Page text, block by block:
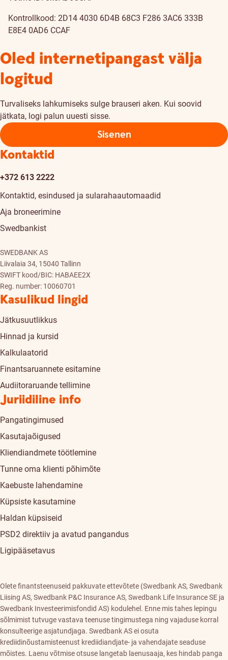
Kontrollkood: 2D14 4030 6D4B 68C3 F286 3AC6 333B
E8E4 0AD6 CCAF
Oled internetipangast välja
logitud
Turvaliseks lahkumiseks sulge brauseri aken. Kui soovid
jätkata, logi palun uuesti sisse.
Sisenen
Kontaktid
+372 613 2222
Kontaktid, esindused ja sularahaautomaadid
Aja broneerimine
Swedbankist
SWEDBANK AS
Liivalaia 34, 15040 Tallinn
SWIFT kood/BIC: HABAEE2X
Reg. number: 10060701
Kasulikud lingid
Jätkusuutlikkus
Hinnad ja kursid
Kalkulaatorid
Finantsaruannete esitamine
Audiitoraruande tellimine
Juriidiline info
Pangatingimused
Kasutajaõigused
Kliendiandmete töötlemine
Tunne oma klienti põhimõte
Kaebuste lahendamine
Küpsiste kasutamine
Haldan küpsiseid
PSD2 direktiiv ja avatud pangandus
Ligipääsetavus
Olete finantsteenuseid pakkuvate ettevõtete (Swedbank AS, Swedbank
Liising AS, Swedbank P&C Insurance AS, Swedbank Life Insurance SE ja
Swedbank Investeerimisfondid AS) kodulehel. Enne mis tahes lepingu
sõlmimist tutvuge vastava teenuse tingimustega ning vajaduse korral
konsulteerige asjatundjaga. Swedbank AS ei osuta
krediidinõustamisteenust krediidiandjate- ja vahendajate seaduse
mõistes. Laenu võtmise otsuse langetab laenusaaja, kes hindab panga